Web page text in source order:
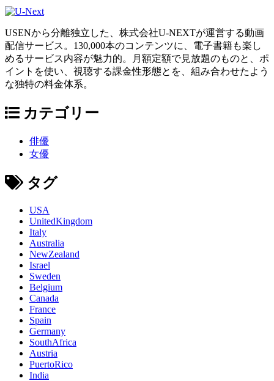
USENから分離独立した、株式会社U-NEXTが運営する動画
配信サービス。130,000本のコンテンツに、電子書籍も楽し
めるサービス内容が魅力的。月額定額で見放題のものと、ポ
イントを使い、視聴する課金性形態とを、組み合わせたよう
な独特の料金体系。
カテゴリー
俳優
女優
タグ
USA
UnitedKingdom
Italy
Australia
NewZealand
Israel
Sweden
Belgium
Canada
France
Spain
Germany
SouthAfrica
Austria
PuertoRico
India